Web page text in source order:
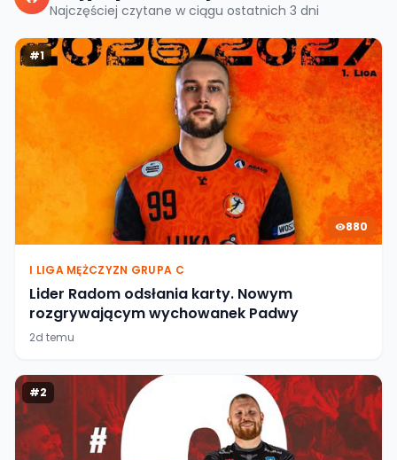
Najczęściej czytane w ciągu ostatnich 3 dni
#1
880
I LIGA MĘŻCZYZN GRUPA C
Lider Radom odsłania karty. Nowym
rozgrywającym wychowanek Padwy
2d temu
#2